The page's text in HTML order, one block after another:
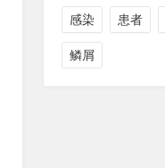
感染 患者
鳞屑